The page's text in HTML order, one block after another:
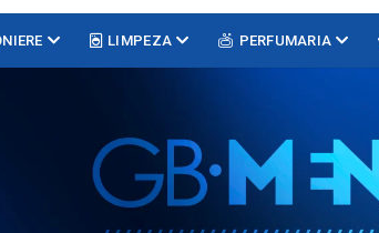
LIMPEZA PERFUMARIA